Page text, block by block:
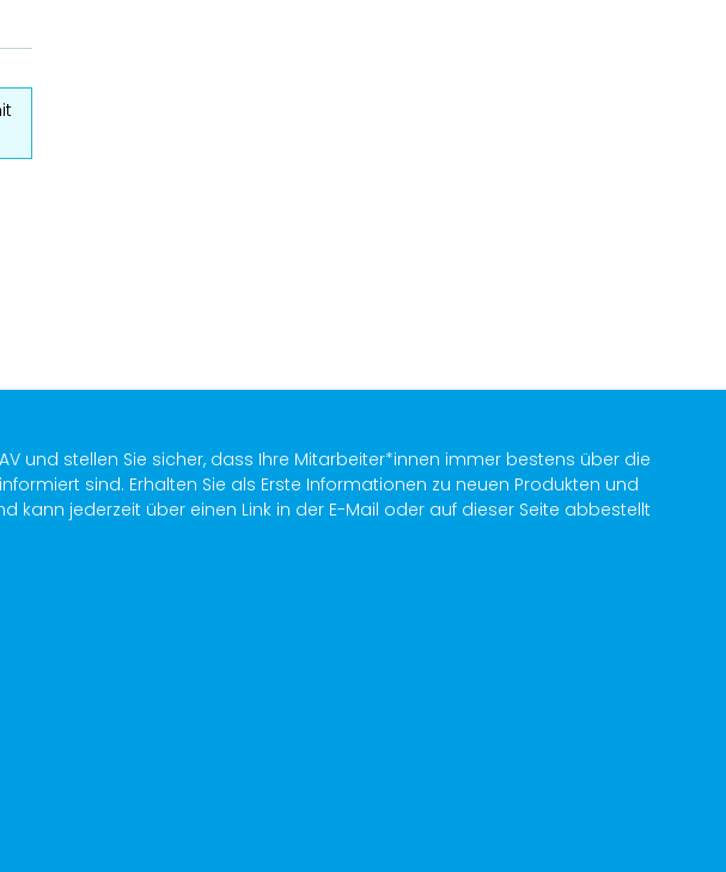
und stellen Sie sicher, dass Ihre Mitarbeiter*innen immer bestens über die
sind. Erhalten Sie als Erste Informationen zu neuen Produkten und
kann jederzeit über einen Link in der E-Mail oder auf dieser Seite abbestellt